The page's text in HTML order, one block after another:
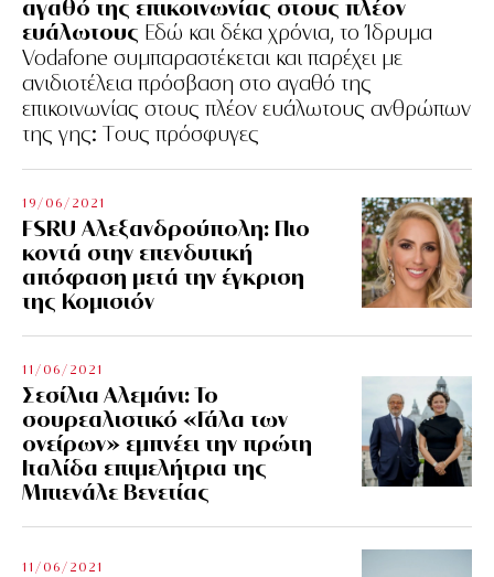
αγαθό της επικοινωνίας στους πλέον
ευάλωτους Εδώ και δέκα χρόνια, το Ίδρυμα
Vodafone συμπαραστέκεται και παρέχει με
ανιδιοτέλεια πρόσβαση στο αγαθό της
επικοινωνίας στους πλέον ευάλωτους ανθρώπων
της γης: Tους πρόσφυγες
19/06/2021
FSRU Αλεξανδρούπολη: Πιο
κοντά στην επενδυτική
απόφαση μετά την έγκριση
της Κομισιόν
11/06/2021
Σεσίλια Αλεμάνι: Το
σουρεαλιστικό «Γάλα των
ονείρων» εμπνέει την πρώτη
Ιταλίδα επιμελήτρια της
Μπιενάλε Βενετίας
11/06/2021